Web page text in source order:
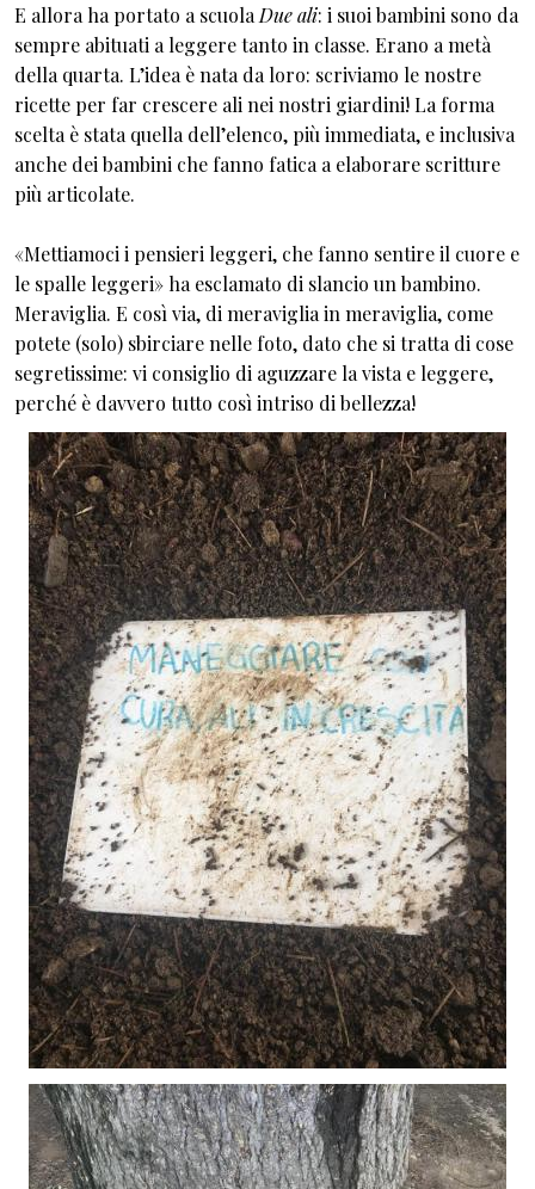
E allora ha portato a scuola Due ali: i suoi bambini sono da
sempre abituati a leggere tanto in classe. Erano a metà
della quarta. L’idea è nata da loro: scriviamo le nostre
ricette per far crescere ali nei nostri giardini! La forma
scelta è stata quella dell’elenco, più immediata, e inclusiva
anche dei bambini che fanno fatica a elaborare scritture
più articolate.
«Mettiamoci i pensieri leggeri, che fanno sentire il cuore e
le spalle leggeri» ha esclamato di slancio un bambino.
Meraviglia. E così via, di meraviglia in meraviglia, come
potete (solo) sbirciare nelle foto, dato che si tratta di cose
segretissime: vi consiglio di aguzzare la vista e leggere,
perché è davvero tutto così intriso di bellezza!